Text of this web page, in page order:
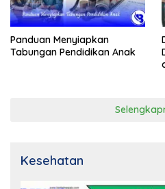
Panduan Menyiapkan
Tabungan Pendidikan Anak
Kesehatan